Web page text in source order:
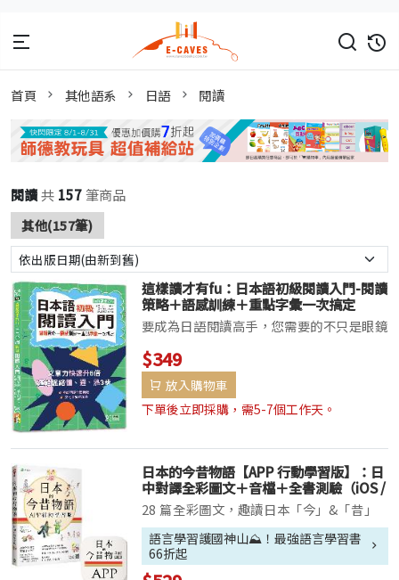
首頁 其他語系 日語 閱讀
閱讀共 157筆商品
其他(157筆)
這樣讀才有fu：日本語初級閱讀入門-閱讀
策略＋語感訓練＋重點字彙一次搞定
（25K）
要成為日語閱讀高手，您需要的不只是眼鏡
和一杯咖啡，而是這本書！一次把語感、句
型、單字全都駕馭，輕輕鬆鬆打開日語閱讀
的神秘之門！想一眼洞悉日文文章的奧妙、
抓住每句話的精髓嗎？這本書，就是您的秘
$349
放入購物車
下單後立即採購，需5-7個工作天。
日本的今昔物語【APP 行動學習版】：日
中對譯全彩圖文＋音檔＋全書測驗（iOS /
Android 適用）
28 篇全彩圖文，趣讀日本「今」&「昔」
［16 開紙本書］閱讀舒適，搭配全彩「懷
舊風插圖」重現「日本今昔氛圍」；
［APP］可隨選「全書內容、單字/文章音
語言學習護國神山⛰️！最強語言學習書
66折起